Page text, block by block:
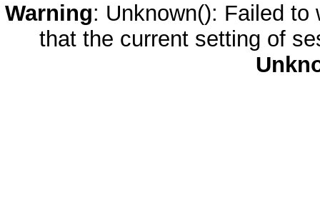
Warning: Unknown(): Failed
that the current setting of